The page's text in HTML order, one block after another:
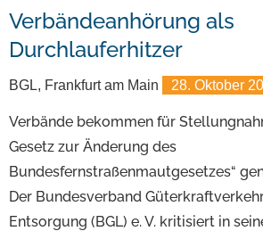
Verbändeanhörung als
Durchlauferhitzer
BGL, Frankfurt am Main 28. Oktober
Verbände bekommen für
Gesetz zur Änderung des
Bundesfernstraßenmautgesetzes“
Der Bundesverband
Entsorgung (BGL) e. V. kritisiert in